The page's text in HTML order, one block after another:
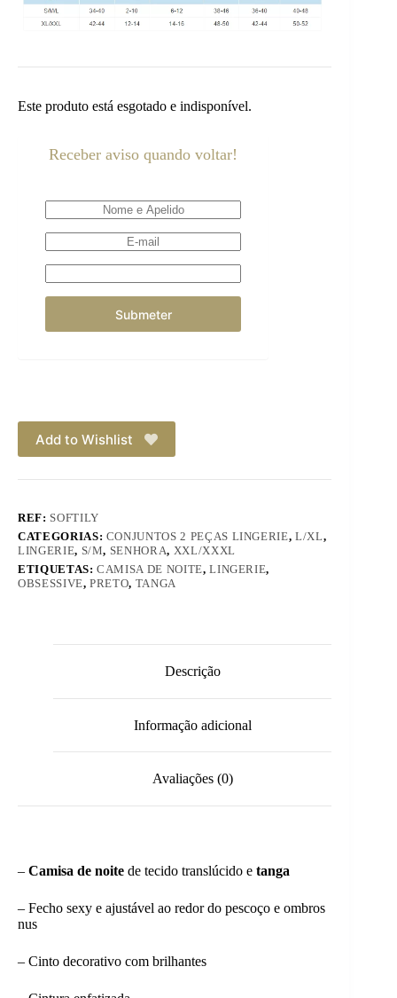
Este produto está esgotado e indisponível.
Receber aviso quando voltar!
Add to Wishlist
REF: SOFTILY
CATEGORIAS: CONJUNTOS 2 PEÇAS LINGERIE,L/XL,
LINGERIE, S/M, SENHORA, XXL/XXXL
ETIQUETAS:CAMISA DE NOITE,LINGERIE,
OBSESSIVE,PRETO, TANGA
Descrição
Informação adicional
Avaliações (0)
– Camisa de noite de tecido translúcido e tanga
– Fecho sexy e ajustável ao redor do pescoço e ombros
nus
– Cinto decorativo com brilhantes